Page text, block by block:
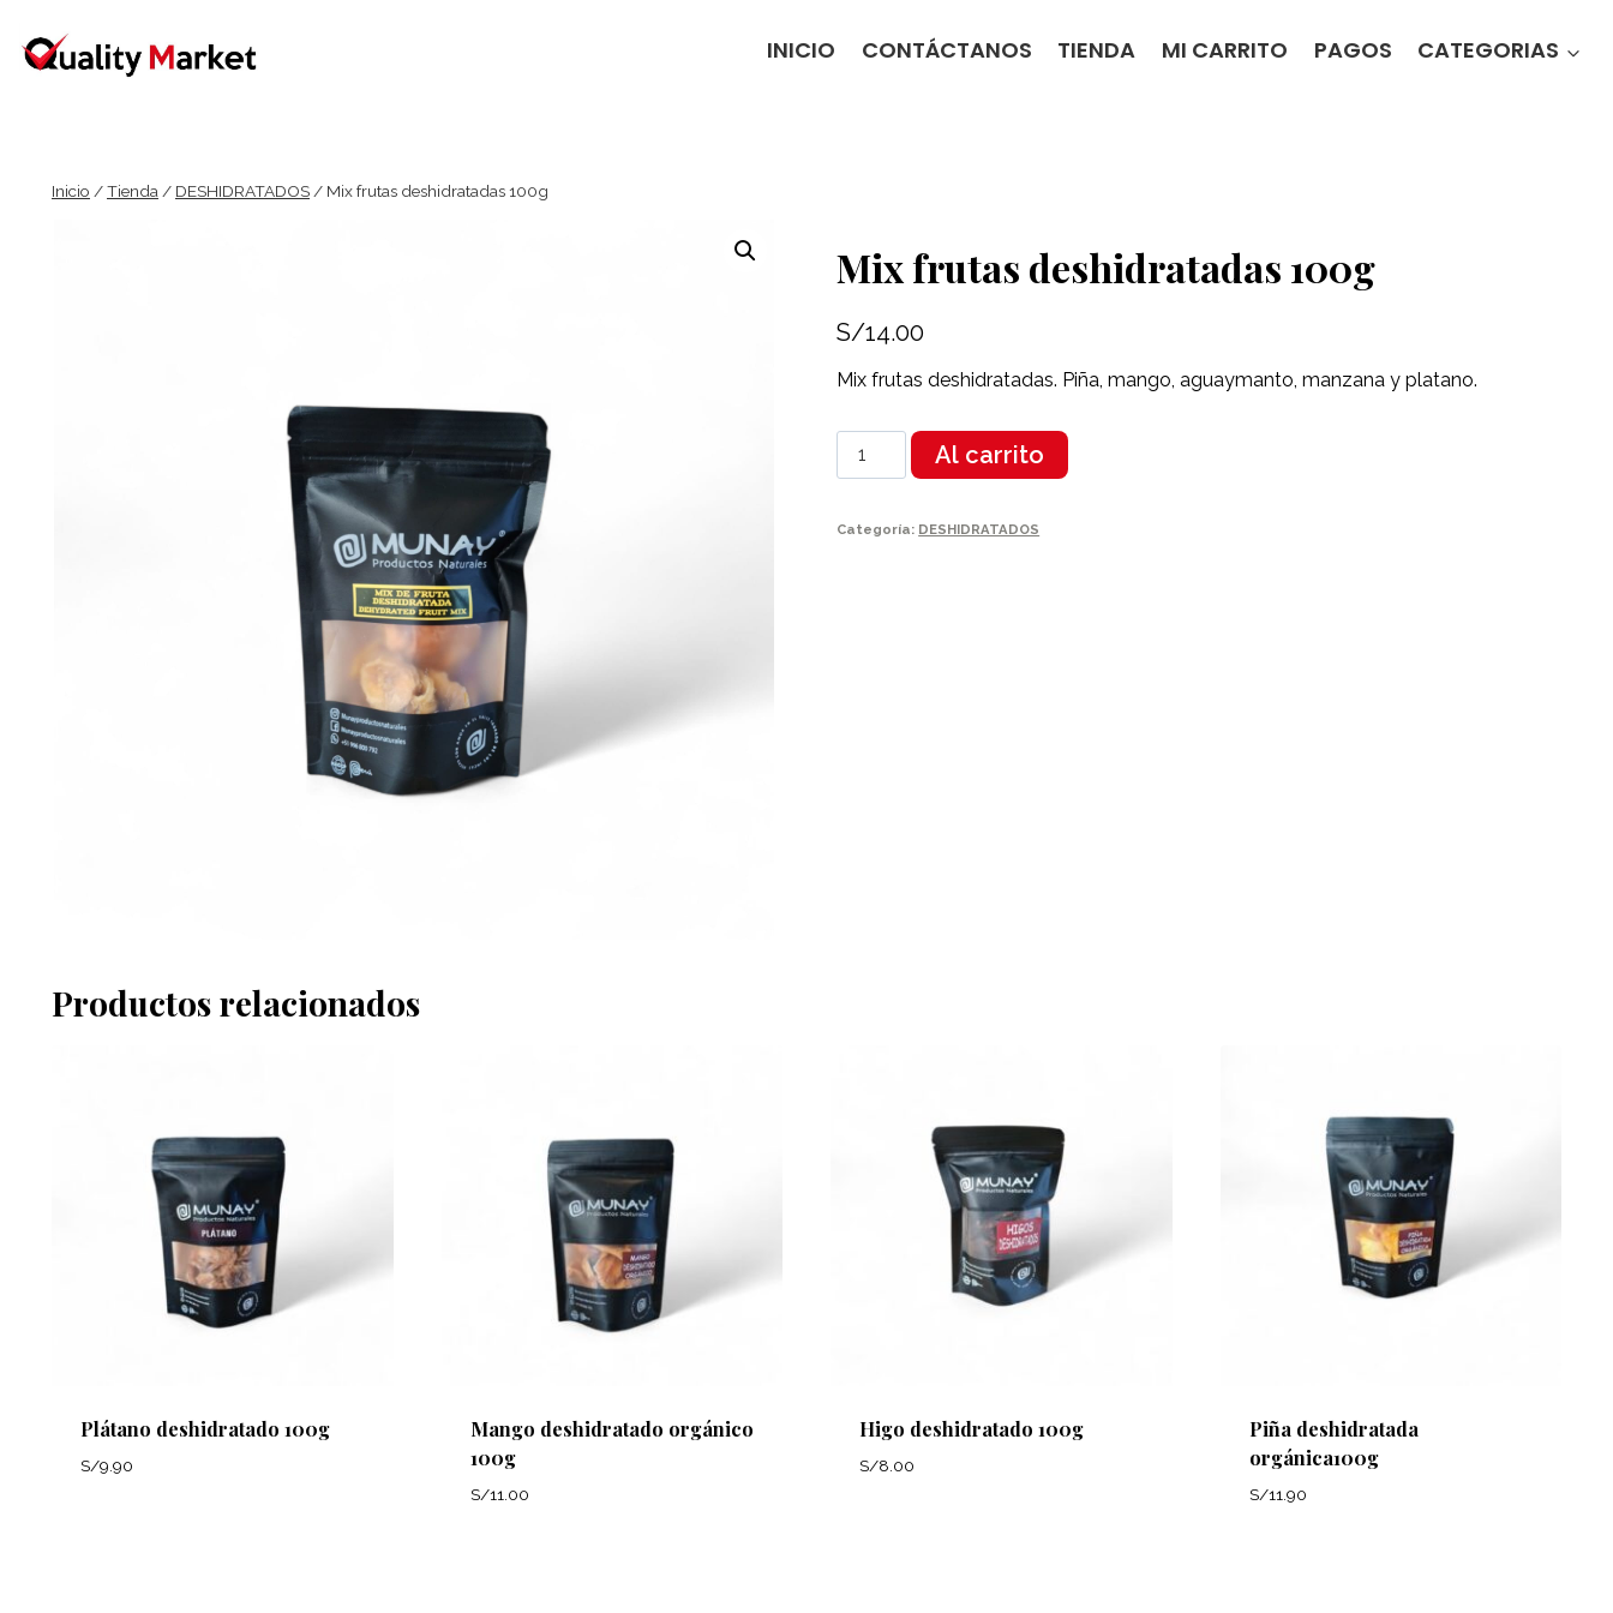
contenido
INICIO CONTÁCTANOS TIENDA MI CARRITO PAGOS CATEGORIAS
Inicio /Tienda / DESHIDRATADOS / Mix frutas deshidratadas 100g
Mix frutas deshidratadas 100g
S/14.00
Mix frutas deshidratadas. Piña, mango, aguaymanto, manzana y platano.
Mix
frutas
cantidad
Al carrito
Categoría: DESHIDRATADOS
Productos relacionados
Plátano deshidratado 100g
S/9.90
Mango deshidratado orgánico
100g
S/11.00
Higo deshidratado 100g
S/8.00
Piña deshidratada
orgánica100g
S/11.90